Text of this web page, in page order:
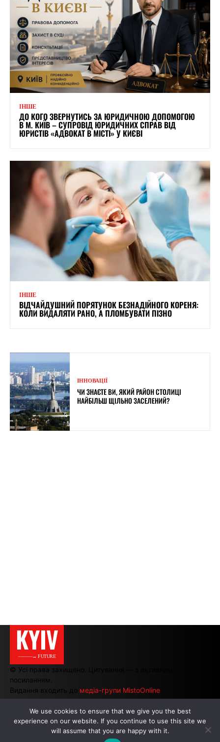
ІНШЕ
ДО КОГО ЗВЕРНУТИСЬ ЗА ЮРИДИЧНОЮ ДОПОМОГОЮ
В М. КИЇВ – СУПРОВІД ЮРИДИЧНИХ СПРАВ ВІД
ЮРИСТІВ «АДВОКАТ В МІСТІ» У КИЄВІ
ІНШЕ
ВІДЧАЙДУШНИЙ ПОРЯТУНОК БЕЗНАДІЙНОГО КОРЕНЯ:
КОЛИ ВИДАЛЯТИ РАНО, А ПЛОМБУВАТИ ПІЗНО
ІННОВАЦІЇ
ЧИ ЗНАЄТЕ ВИ, ЯКИЙ РАЙОН СТОЛИЦІ
НАЙБІЛЬШ ЩІЛЬНО ЗАСЕЛЕНИЙ?
KYIV
———→ FUTURE
© Усі права захищено. Цитування — з активним
посиланням.
Видання входить до медіа-групи MistoOnline
АВТОРИ | РЕКЛАМА НА САЙТІ
We use cookies to ensure that we give you the best
experience on our website. If you continue to use this site we
will assume that you are happy with it.